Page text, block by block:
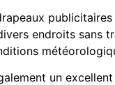
endroits sans
un